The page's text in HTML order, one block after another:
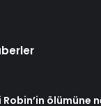
Robin’in